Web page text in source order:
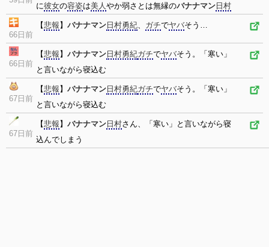
に彼女の容姿は美人やか弱さとは無縁のバナナマン 日村
66日前
【悲報 】 バナナマン 日村勇紀、 ガチでヤバそう…
66日前
【悲報 】 バナナマン 日村勇紀ガチでヤバそう。「寒い」
と言いながら寝込む
67日前
【悲報 】 バナナマン 日村勇紀ガチでヤバそう。「寒い」
と言いながら寝込む
67日前
【悲報 】 バナナマン 日村さん、「寒い」と言いながら寝
込んでしまう